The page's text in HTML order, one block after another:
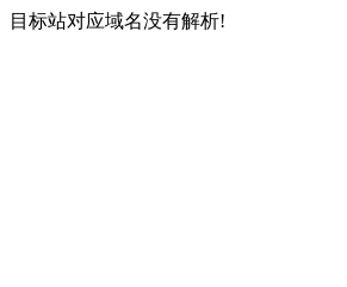
目标站对应域名没有解析!